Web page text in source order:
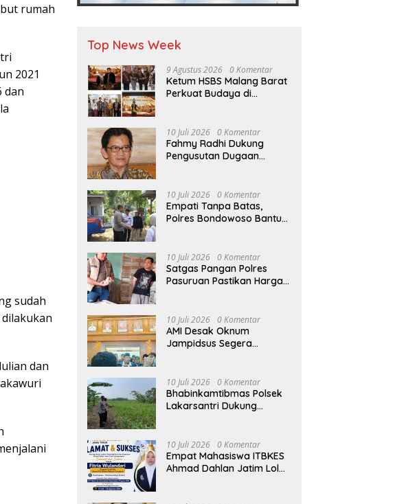
rumah
2021
dan
sudah
dan
Top News Week
9 Agustus 2026 0 Komentar
Ketum HSBS Malang Barat
Perkuat Budaya di
10 Juli 2026 0 Komentar
Fahmy Radhi Dukung
Pengusutan Dugaan
bagi Pelanggar
10 Juli 2026 0 Komentar
Empati Tanpa Batas,
Polres Bondowoso Bantu
10 Juli 2026 0 Komentar
Satgas Pangan Polres
Pasuruan Pastikan Harga
10 Juli 2026 0 Komentar
AMI Desak Oknum
Jampidsus Segera
Hukum
10 Juli 2026 0 Komentar
Bhabinkamtibmas Polsek
Lakarsantri Dukung
Ketahanan Pangan
Surabaya
10 Juli 2026 0 Komentar
Empat Mahasiswa ITBKES
Ahmad Dahlan Jatim Lolos